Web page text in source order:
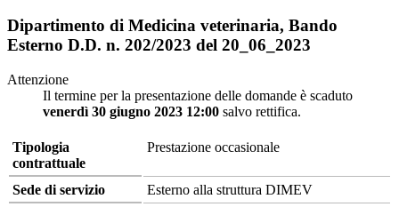
Dipartimento di Medicina veterinaria, Bando
Esterno D.D. n. 202/2023 del 20_06_2023
Attenzione
Il termine per la presentazione delle domande è scaduto
venerdì 30 giugno 2023 12:00 salvo rettifica.
Tipologia
contrattuale
Prestazione occasionale
Sede di servizio
Esterno alla struttura DIMEV